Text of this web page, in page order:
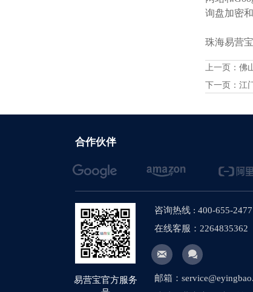
询盘加密
珠海易营
上一页： 佛
下一页： 江
合作伙伴
易营宝官方服务
咨询热线 : 400-655-2477
在线客服：2264835362
 
邮箱：